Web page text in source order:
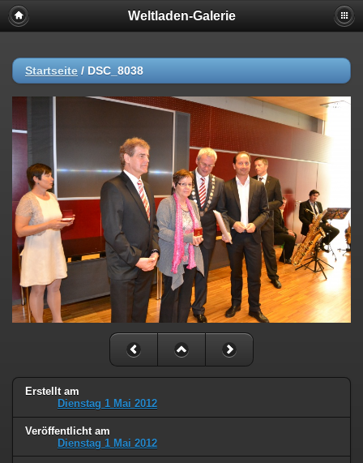
Weltladen-Galerie
Startseite / DSC_8038
Erstellt am
Dienstag 1 Mai 2012
Veröffentlicht am
Dienstag 1 Mai 2012